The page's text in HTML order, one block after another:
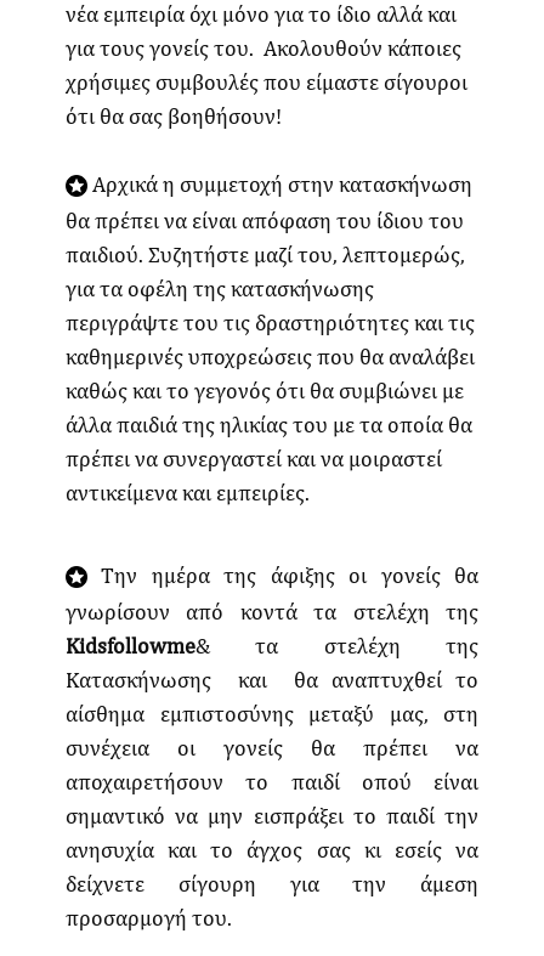
νέα εμπειρία όχι μόνο για το ίδιο αλλά και
για τους γονείς του. Ακολουθούν κάποιες
χρήσιμες συμβουλές που είμαστε σίγουροι
ότι θα σας βοηθήσουν!
Αρχικά η συμμετοχή στην κατασκήνωση
θα πρέπει να είναι απόφαση του ίδιου του
παιδιού. Συζητήστε μαζί του, λεπτομερώς,
για τα οφέλη της κατασκήνωσης
περιγράψτε του τις δραστηριότητες και τις
καθημερινές υποχρεώσεις που θα αναλάβει
καθώς και το γεγονός ότι θα συμβιώνει με
άλλα παιδιά της ηλικίας του με τα οποία θα
πρέπει να συνεργαστεί και να μοιραστεί
αντικείμενα και εμπειρίες.
Την ημέρα της άφιξης οι γονείς θα
γνωρίσουν από κοντά τα στελέχη της
Kidsfollowme& τα στελέχη της
Κατασκήνωσης και θα αναπτυχθεί το
αίσθημα εμπιστοσύνης μεταξύ μας, στη
συνέχεια οι γονείς θα πρέπει να
αποχαιρετήσουν το παιδί οπού είναι
σημαντικό να μην εισπράξει το παιδί την
ανησυχία και το άγχος σας κι εσείς να
δείχνετε σίγουρη για την άμεση
προσαρμογή του.